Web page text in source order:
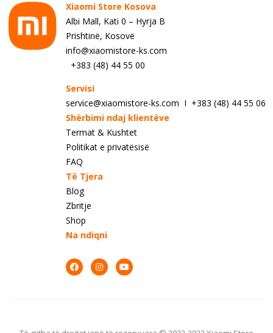
Xiaomi Store Kosova
Albi Mall, Kati 0 – Hyrja B
Prishtinë, Kosovë
info@xiaomistore-ks.com
+383 (48) 44 55 00
Servisi
service@xiaomistore-ks.com I +383 (48) 44 55 06
Shërbimi ndaj klientëve
Termat & Kushtet
Politikat e privatësisë
FAQ
Të Tjera
Blog
Zbritje
Shop
Na ndiqni